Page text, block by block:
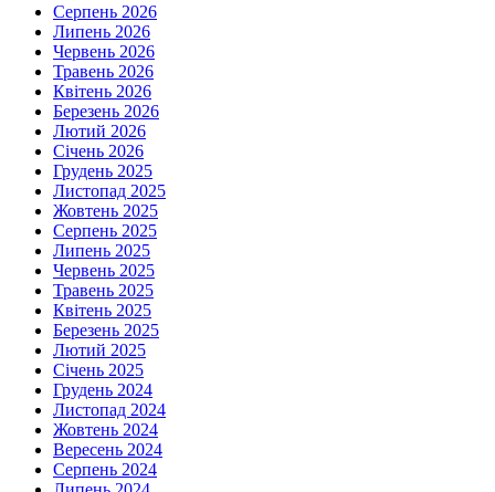
Серпень 2026
Липень 2026
Червень 2026
Травень 2026
Квітень 2026
Березень 2026
Лютий 2026
Січень 2026
Грудень 2025
Листопад 2025
Жовтень 2025
Серпень 2025
Липень 2025
Червень 2025
Травень 2025
Квітень 2025
Березень 2025
Лютий 2025
Січень 2025
Грудень 2024
Листопад 2024
Жовтень 2024
Вересень 2024
Серпень 2024